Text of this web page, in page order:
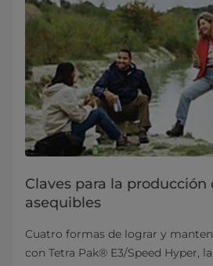
Claves para la producción
asequibles
Cuatro formas de lograr y
con Tetra Pak® E3/Speed Hyper,